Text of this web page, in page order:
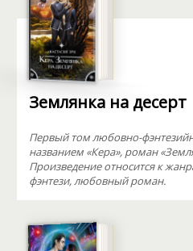
Землянка на десерт
Первый том любовно-
названием «Кера», роман
Произведение относится к
фэнтези, любовный роман.